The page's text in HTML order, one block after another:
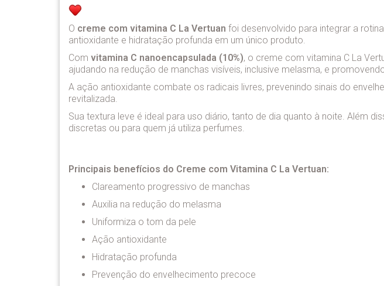
O creme com vitamina C La Vertuan foi desenvolvido para integrar a
antioxidante e hidratação profunda em um único produto.
Com vitamina C nanoencapsulada (10%), o creme com vitamina C La
ajudando na redução de manchas visíveis, inclusive melasma, e
A ação antioxidante combate os radicais livres, prevenindo sinais do
revitalizada.
Sua textura leve é ideal para uso diário, tanto de dia quanto à noite. Além
discretas ou para quem já utiliza perfumes.
Principais benefícios do Creme com Vitamina C La Vertuan:
Clareamento progressivo de manchas
Auxilia na redução do melasma
Uniformiza o tom da pele
Ação antioxidante
Hidratação profunda
Prevenção do envelhecimento precoce